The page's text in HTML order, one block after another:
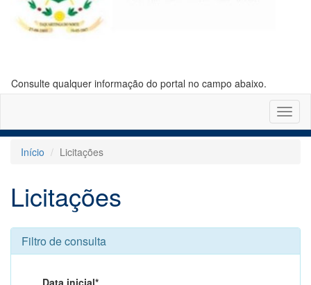
Consulte qualquer informação do portal no campo abaixo.
Início
Licitações
Licitações
Filtro de consulta
Data inicial*